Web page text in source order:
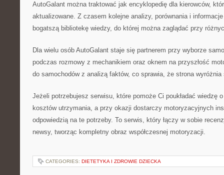
AutoGalant można traktować jak encyklopedię dla kierowców,
aktualizowane. Z czasem kolejne analizy, porównania i
bogatszą bibliotekę wiedzy, do której można zaglądać przy
Dla wielu osób AutoGalant staje się partnerem przy wyborze
podczas rozmowy z mechanikiem oraz oknem na przyszłość
do samochodów z analizą faktów, co sprawia, że strona
Jeżeli potrzebujesz serwisu, które pomoże Ci poukładać wiedzę
kosztów utrzymania, a przy okazji dostarczy motoryzacyjnych
odpowiedzią na te potrzeby. To serwis, który łączy w sobie
newsy, tworząc kompletny obraz współczesnej motoryzacji.
CATEGORIES: DIETETYKA I ZDROWIE DZIECKA